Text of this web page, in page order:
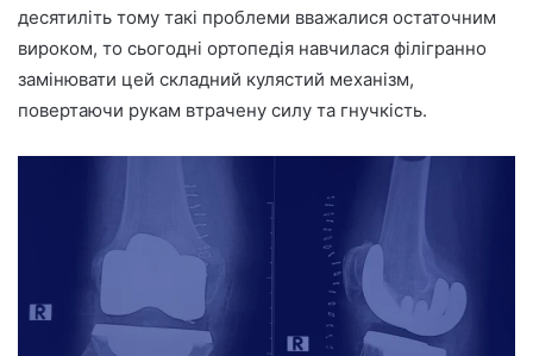
десятиліть тому такі проблеми вважалися остаточним
вироком, то сьогодні ортопедія навчилася філігранно
замінювати цей складний кулястий механізм,
повертаючи рукам втрачену силу та гнучкість.